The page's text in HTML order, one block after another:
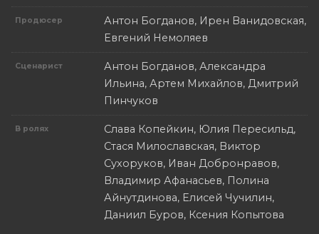
Продюсер
Антон Богданов, Ирен Ванидовская,
Евгений Немоляев
Сценарист
Антон Богданов, Александра
Ильина, Артем Михайлов, Дмитрий
Пинчуков
В ролях
Слава Копейкин, Юлия Пересильд,
Стася Милославская, Виктор
Сухоруков, Иван Добронравов,
Владимир Афанасьев, Полина
Айнутдинова, Елисей Чучилин,
Даниил Буров, Ксения Копытова